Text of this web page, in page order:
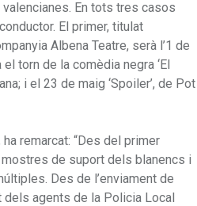
En tots tres casos
El primer, titulat
Albena Teatre, serà l’1 de
torn de la comèdia negra ‘El
i el 23 de maig ‘Spoiler’, de Pot
remarcat: “Des del primer
de suport dels blanencs i
Des de l’enviament de
dels agents de la Policia Local